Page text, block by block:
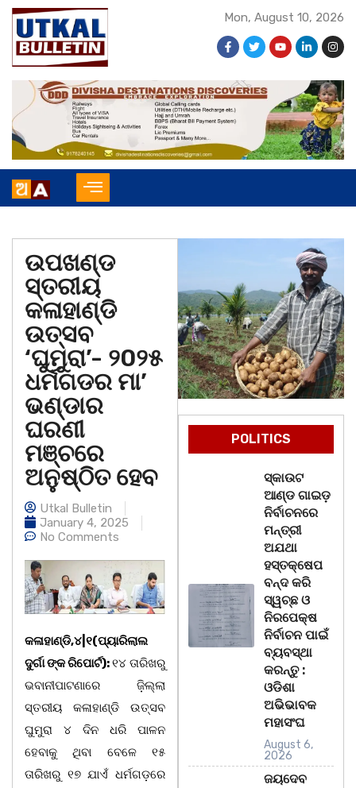
Mon, August 10, 2026
ଉପଖଣ୍ଡ
ସ୍ତରୀୟ
କଳାହାଣ୍ଡି
ଉତ୍ସବ
‘ଘୁମୁରା’- ୨0୨୫
ଧର୍ମଗଡର ମା’
ଭଣ୍ଡାର
ଘରଣୀ
ମଞ୍ଚରେ
ଅନୁଷ୍ଠିତ ହେବ
Utkal Bulletin
January 4, 2025
No Comments
କଳାହାଣ୍ଡି,୪|୧(ପ୍ୟାରିଲାଲ
ଦୁର୍ଗା ଙ୍କ ରିପୋର୍ଟ):୧୪ ତାରିଖରୁ
ଭବାନୀପାଟଣାରେ ଜ଼ିଲ୍ଲା
ସ୍ତରୀୟ କଳାହାଣ୍ଡି ଉତ୍ସବ
ଘୁମୁରା ୪ ଦିନ ଧରି ପାଳନ
ହେବାକୁ ଥିବା ବେଳେ ୧୫
ତାରିଖରୁ ୧୭ ଯାଏଁ ଧର୍ମଗଡ଼ରେ
POLITICS
ସ୍କାଉଟ
ଆଣ୍ଡ ଗାଇଡ଼
ନିର୍ବାଚନରେ
ମନ୍ତ୍ରୀ
ଅଯଥା
ହସ୍ତକ୍ଷେପ
ବନ୍ଦ କରି
ସ୍ୱଚ୍ଛ ଓ
ନିରପେକ୍ଷ
ନିର୍ବାଚନ ପାଇଁ
ବ୍ୟବସ୍ଥା
କରନ୍ତୁ :
ଓଡିଶା
ଅଭିଭାବକ
ମହାସଂଘ
August 6,
2026
ଜୟଦେବ